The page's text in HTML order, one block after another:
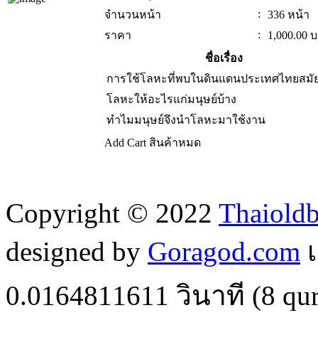
จำนวนหน้า
:
336 หน้า
ราคา
: 1,000.00
ชื่อเรื่อง
การใช้โลหะที่พบในดินแดนประเทศไทยสมั
โลหะให้อะไรแก่มนุษย์บ้าง
ทำไมมนุษย์จึงนำโลหะมาใช้งาน
Add Cart สินค้าหมด
Copyright © 2022
designed by Goragod.com
0.0164811611 วินาที (8